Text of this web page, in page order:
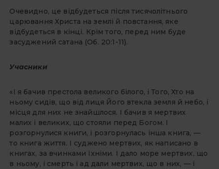
Очевидно, це відбудеться після тисячолітнього
царювання Христа на землі й повстання, яке
відбудеться в кінці. Крім того, перед ним буде
засуджений сатана (Об. 20:1-11).
Учасники
«І я бачив престола великого білого, і Того, Хто на
ньому сидів, що від лиця Його втекла земля й небо, і
місця для них не знайшлося. І бачив я мертвих
малих і великих, що стояли перед Богом. І
розгорнулися книги, і розгорнулась інша книга, —
то книга життя. І суджено мертвих, як написано в
книгах, за вчинками їхніми. І дало море мертвих, що
в ньому, і смерть і ад дали мертвих, що в них, — і